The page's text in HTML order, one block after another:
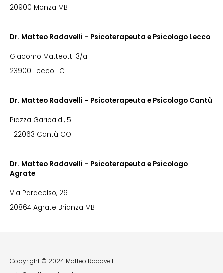
20900 Monza MB
Dr. Matteo Radavelli – Psicoterapeuta e Psicologo Lecco
Giacomo Matteotti 3/a
23900 Lecco LC
Dr. Matteo Radavelli – Psicoterapeuta e Psicologo Cantù
Piazza Garibaldi, 5
22063 Cantù CO
Dr. Matteo Radavelli – Psicoterapeuta e Psicologo
Agrate
Via Paracelso, 26
20864 Agrate Brianza MB
Copyright © 2024 Matteo Radavelli